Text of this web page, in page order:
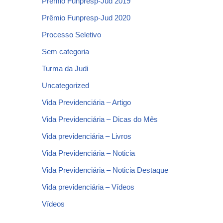
Prêmio Funpresp-Jud 2020
Processo Seletivo
Sem categoria
Turma da Judi
Uncategorized
Vida Previdenciária – Artigo
Vida Previdenciária – Dicas do Mês
Vida previdenciária – Livros
Vida Previdenciária – Noticia
Vida Previdenciária – Noticia Destaque
Vida previdenciária – Vídeos
Vídeos